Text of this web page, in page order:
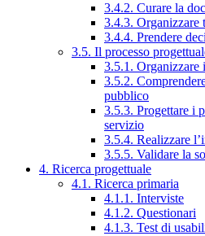
3.4.2. Curare la
3.4.3.
3.4.4. Prendere
3.5. Il processo
3.5.1. Organizzare
3.5.2.
pubblico
3.5.3. Progettare i
servizio
3.5.4. Realizzare
3.5.5. Validare la
4. Ricerca progettuale
4.1. Ricerca primaria
4.1.1. Interviste
4.1.2. Questionari
4.1.3. Test di